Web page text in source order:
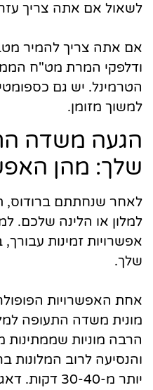
לשאול אם אתה צריך
אם אתה צריך להמיר
ודלפקי המרת מט"ח
הטרמינל. יש גם
למשוך מזומן.
הגעה משדה
שלך: מהן
לאחר שנחתתם ברודוס,
למלון או הלינה שלכם.
אפשרויות זמינות
שלך.
אחת האפשרויות
מונית משדה התעופה
הרבה מוניות שממתינות
והנסיעה לרוב המלונות
יותר מ-30-